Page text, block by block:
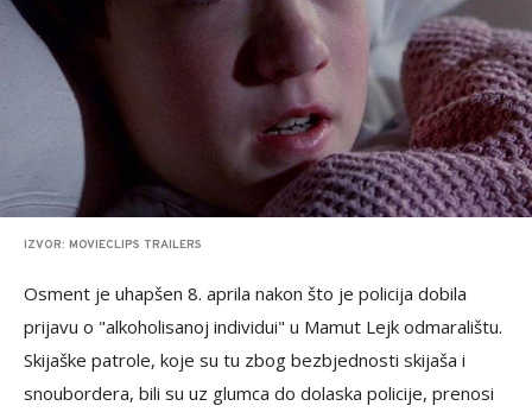
IZVOR: MOVIECLIPS TRAILERS
Osment je uhapšen 8. aprila nakon što je policija dobila
prijavu o "alkoholisanoj individui" u Mamut Lejk odmaralištu.
Skijaške patrole, koje su tu zbog bezbjednosti skijaša i
snoubordera, bili su uz glumca do dolaska policije, prenosi